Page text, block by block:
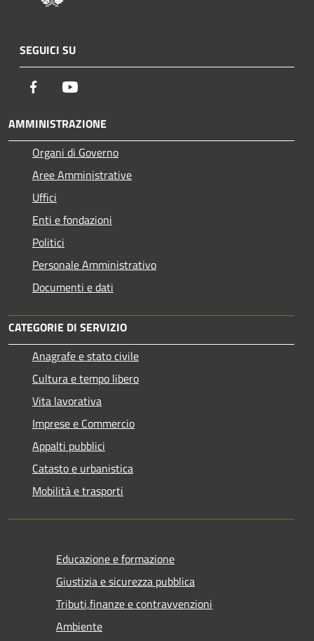
SEGUICI SU
Facebook
AMMINISTRAZIONE
Organi di Governo
Aree Amministrative
Uffici
Enti e fondazioni
Politici
Personale Amministrativo
Documenti e dati
CATEGORIE DI SERVIZIO
Anagrafe e stato civile
Cultura e tempo libero
Vita lavorativa
Imprese e Commercio
Appalti pubblici
Catasto e urbanistica
Mobilità e trasporti
Educazione e formazione
Giustizia e sicurezza pubblica
Tributi,finanze e contravvenzioni
Ambiente